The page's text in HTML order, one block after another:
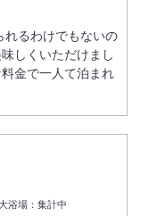
れるわけでもないの
しくいただけまし
金で一人て泊まれ
浴場：集計中